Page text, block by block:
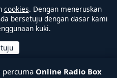
cookies. Dengan meneruskan
bersetuju dengan dasar kami
kuki.
percuma Online Radio Box